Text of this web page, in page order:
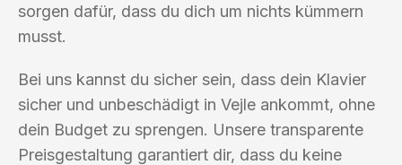
sorgen dafür, dass du dich um nichts kümmern
musst.
Bei uns kannst du sicher sein, dass dein Klavier
sicher und unbeschädigt in Vejle ankommt, ohne
dein Budget zu sprengen. Unsere transparente
Preisgestaltung garantiert dir, dass du keine